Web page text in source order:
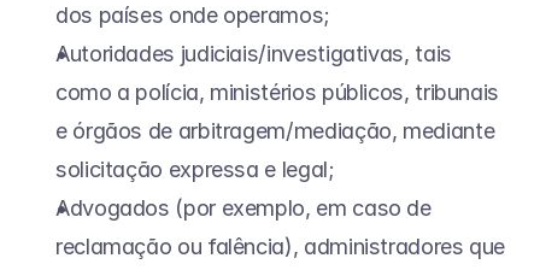
dos países onde operamos;
Autoridades judiciais/investigativas, tais
como a polícia, ministérios públicos, tribunais
e órgãos de arbitragem/mediação, mediante
solicitação expressa e legal;
Advogados (por exemplo, em caso de
reclamação ou falência), administradores que